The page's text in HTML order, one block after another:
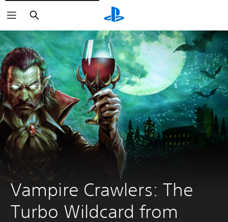
Buscar
Vampire Crawlers: The
Turbo Wildcard from